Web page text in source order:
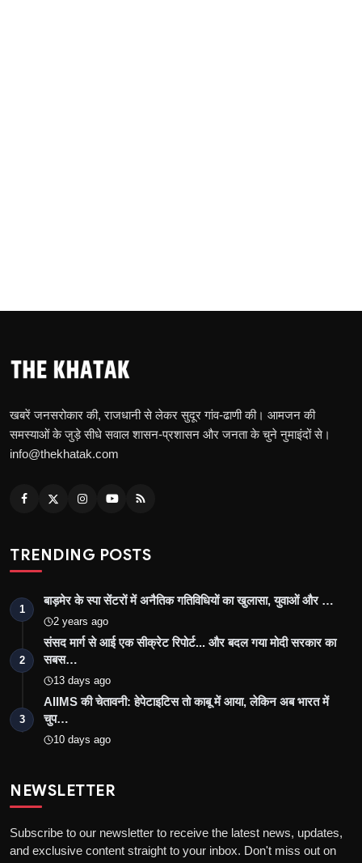
खबरें जनसरोकार की, राजधानी से लेकर सुदूर गांव-ढाणी की। आमजन की
समस्याओं के जुड़े सीधे सवाल शासन-प्रशासन और जनता के चुने नुमाइंदों से।
info@thekhatak.com
TRENDING POSTS
1
बाड़मेर के स्पा सेंटरों में अनैतिक गतिविधियों का खुलासा, युवाओं और …
2 years ago
2
संसद मार्ग से आई एक सीक्रेट रिपोर्ट... और बदल गया मोदी सरकार का
सबस…
13 days ago
3
AIIMS की चेतावनी: हेपेटाइटिस तो काबू में आया, लेकिन अब भारत में
चुप…
10 days ago
NEWSLETTER
Subscribe to our newsletter to receive the latest news, updates,
and exclusive content straight to your inbox. Don't miss out on